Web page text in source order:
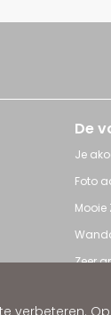
verbeteren.
De
Je
Foto
Zeer